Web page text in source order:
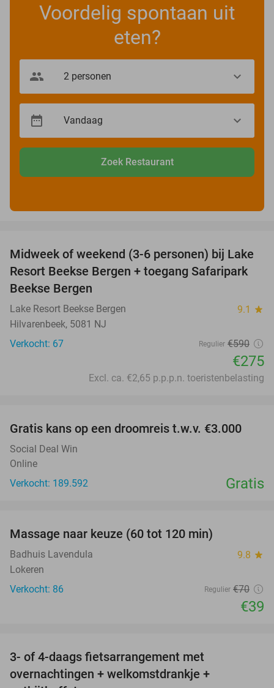
Voordelig spontaan uit
eten?
Zoek Restaurant
53%
Midweek of weekend (3-6 personen) bij Lake
Resort Beekse Bergen + toegang Safaripark
Beekse Bergen
Lake Resort Beekse Bergen 9.1 star
Hilvarenbeek, 5081 NJ
Verkocht: 67
Regulier €590
€275
Excl. ca. €2,65 p.p.p.n. toeristenbelasting
Gratis kans op een droomreis t.w.v. €3.000
Social Deal Win
Online
Verkocht: 189.592
Gratis
Massage naar keuze (60 tot 120 min)
Badhuis Lavendula 9.8 star
Lokeren
Verkocht: 86
Regulier €70
€39
3- of 4-daags fietsarrangement met
overnachtingen + welkomstdrankje +